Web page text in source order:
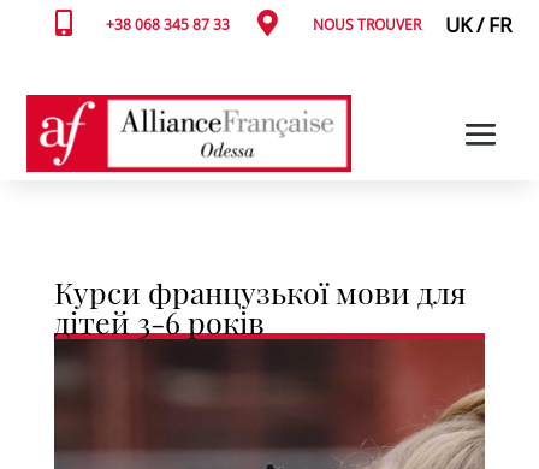
 +38 068 345 87 33  NOUS TROUVER UK/FR
Курси французької мови для
дітей 3-6 років